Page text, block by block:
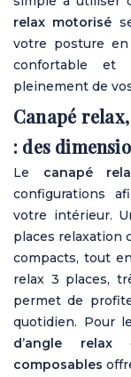
relax motorisé
votre posture
confortable et
pleinement de
Canapé
: des
Le canapé
configurations
votre intérieur.
places relaxation
compacts, tout
relax 3 places,
permet de
quotidien. Pour
d’angle relax
composables